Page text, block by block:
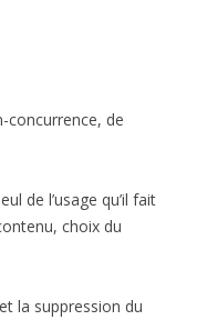
concurrence, de
de l’usage qu’il fait
choix du
la suppression du